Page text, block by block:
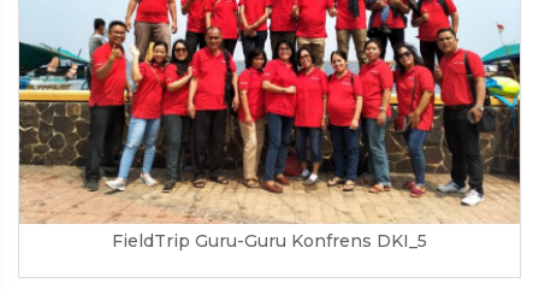
FieldTrip Guru-Guru Konfrens DKI_5